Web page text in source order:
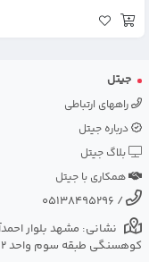
جیتل
راههای ارتباطی
درباره جیتل
بلاگ جیتل
همکاری با جیتل
/
05138495296
کوهسنگی طبقه سوم واحد 2